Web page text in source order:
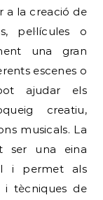
a la creació de
pel·lícules o
una gran
escenes o
ajudar els
creatiu,
musicals. La
ser una eina
i permet als
i tècniques de